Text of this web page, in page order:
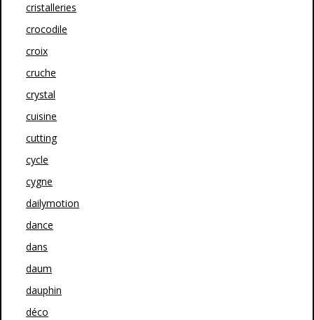
cristalleries
crocodile
croix
cruche
crystal
cuisine
cutting
cycle
cygne
dailymotion
dance
dans
daum
dauphin
déco